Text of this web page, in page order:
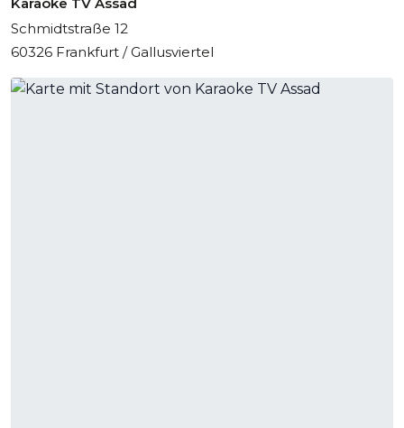
Schmidtstraße 12
60326 Frankfurt / Gallusviertel